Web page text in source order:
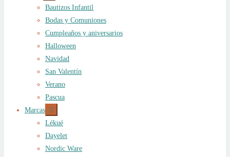
menú
hijo
Bautizos Infantil
Bodas y Comuniones
Cumpleaños y aniversarios
Halloween
Navidad
San Valentín
Verano
Pascua
Marcas Expandir
el
menú
hijo
Lékué
Dayelet
Nordic Ware